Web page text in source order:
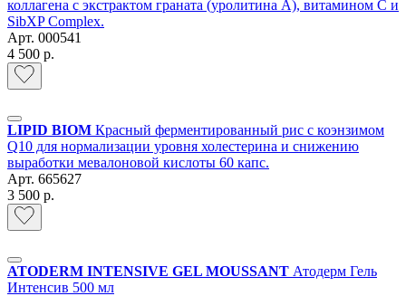
коллагена с экстрактом граната (уролитина А), витамином С и
SibXP Complex.
Арт. 000541
4 500 р.
LIPID BIOM Красный ферментированный рис c коэнзимом
Q10 для нормализации уровня холестерина и снижению
выработки мевалоновой кислоты 60 капс.
Арт. 665627
3 500 р.
ATODERM INTENSIVE GEL MOUSSANT Атодерм Гель
Интенсив 500 мл